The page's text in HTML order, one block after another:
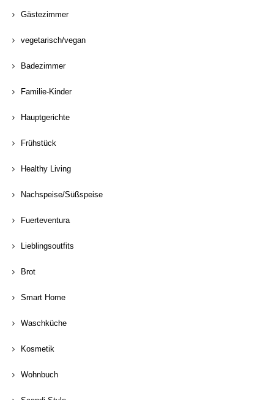
Gästezimmer
vegetarisch/vegan
Badezimmer
Familie-Kinder
Hauptgerichte
Frühstück
Healthy Living
Nachspeise/Süßspeise
Fuerteventura
Lieblingsoutfits
Brot
Smart Home
Waschküche
Kosmetik
Wohnbuch